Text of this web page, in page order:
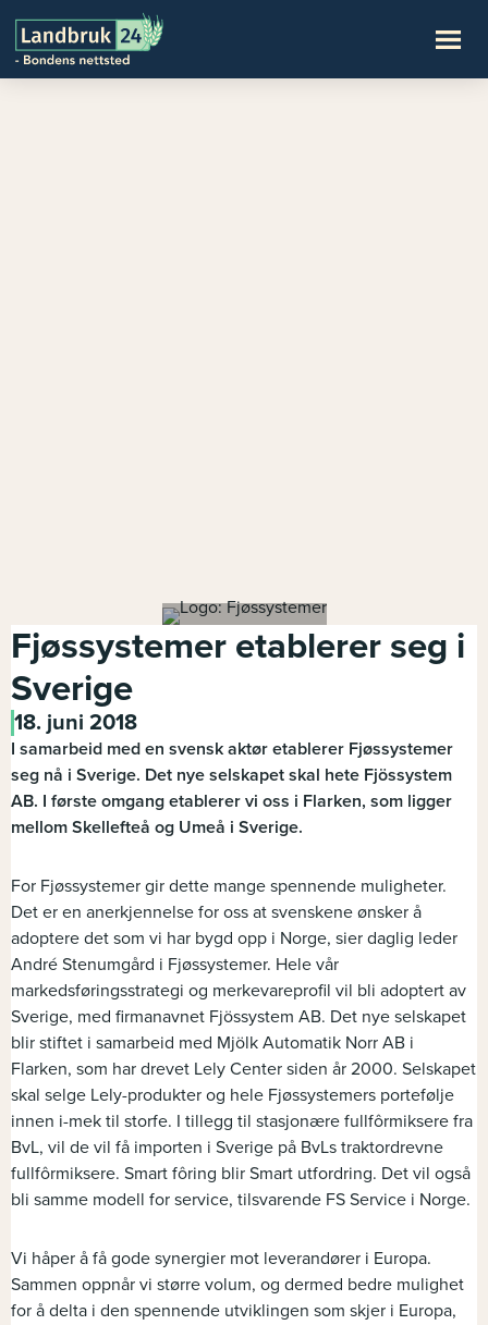
Fjøssystemer etablerer seg i
Sverige
18. juni 2018
I samarbeid med en svensk aktør etablerer Fjøssystemer
seg nå i Sverige. Det nye selskapet skal hete Fjössystem
AB. I første omgang etablerer vi oss i Flarken, som ligger
mellom Skellefteå og Umeå i Sverige.
For Fjøssystemer gir dette mange spennende muligheter.
Det er en anerkjennelse for oss at svenskene ønsker å
adoptere det som vi har bygd opp i Norge, sier daglig leder
André Stenumgård i Fjøssystemer. Hele vår
markedsføringsstrategi og merkevareprofil vil bli adoptert av
Sverige, med firmanavnet Fjössystem AB. Det nye selskapet
blir stiftet i samarbeid med Mjölk Automatik Norr AB i
Flarken, som har drevet Lely Center siden år 2000. Selskapet
skal selge Lely-produkter og hele Fjøssystemers portefølje
innen i-mek til storfe. I tillegg til stasjonære fullfôrmiksere fra
BvL, vil de vil få importen i Sverige på BvLs traktordrevne
fullfôrmiksere. Smart fôring blir Smart utfordring. Det vil også
bli samme modell for service, tilsvarende FS Service i Norge.
Vi håper å få gode synergier mot leverandører i Europa.
Sammen oppnår vi større volum, og dermed bedre mulighet
for å delta i den spennende utviklingen som skjer i Europa,